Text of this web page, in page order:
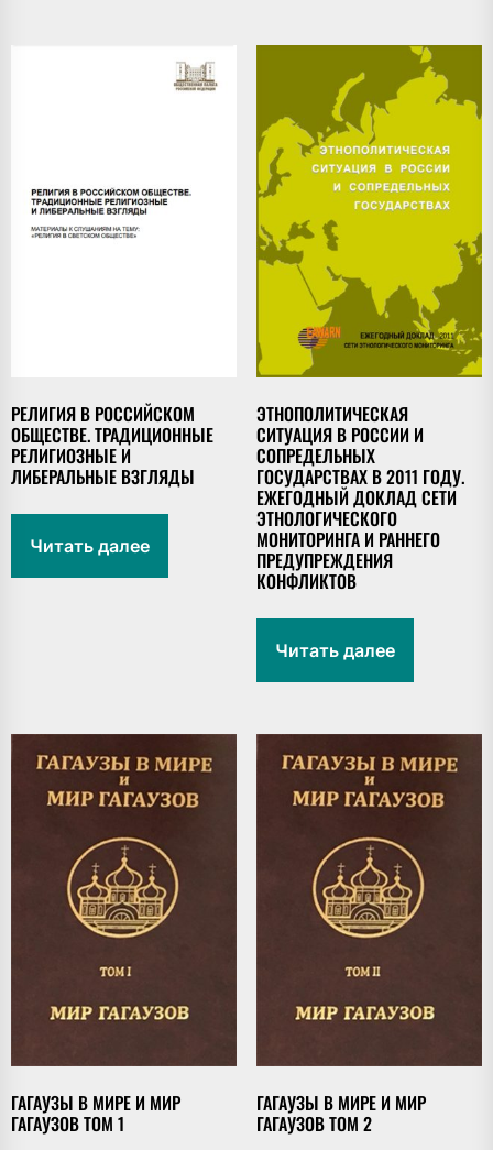
РЕЛИГИЯ В РОССИЙСКОМ
ОБЩЕСТВЕ. ТРАДИЦИОННЫЕ
РЕЛИГИОЗНЫЕ И
ЛИБЕРАЛЬНЫЕ ВЗГЛЯДЫ
Читать далее
ЭТНОПОЛИТИЧЕСКАЯ
СИТУАЦИЯ В РОССИИ И
СОПРЕДЕЛЬНЫХ
ГОСУДАРСТВАХ В 2011 ГОДУ.
ЕЖЕГОДНЫЙ ДОКЛАД СЕТИ
ЭТНОЛОГИЧЕСКОГО
МОНИТОРИНГА И РАННЕГО
ПРЕДУПРЕЖДЕНИЯ
КОНФЛИКТОВ
Читать далее
ГАГАУЗЫ В МИРЕ И МИР
ГАГАУЗОВ TOM 1
ГАГАУЗЫ В МИРЕ И МИР
ГАГАУЗОВ TOM 2